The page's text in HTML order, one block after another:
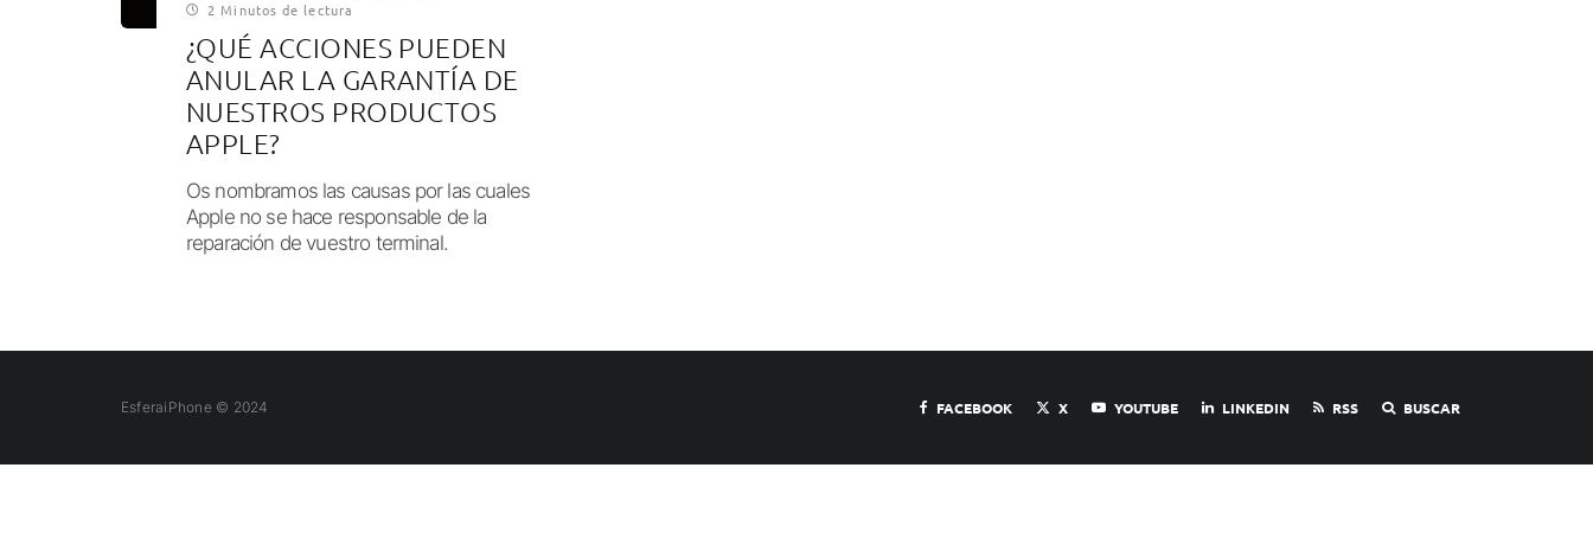
2 Minutos de lectura
¿QUÉ ACCIONES PUEDEN
ANULAR LA GARANTÍA DE
NUESTROS PRODUCTOS
APPLE?
Os nombramos las causas por las cuales
Apple no se hace responsable de la
reparación de vuestro terminal.
EsferaiPhone © 2024 FACEBOOK X YOUTUBE LINKEDIN RSS BUSCAR